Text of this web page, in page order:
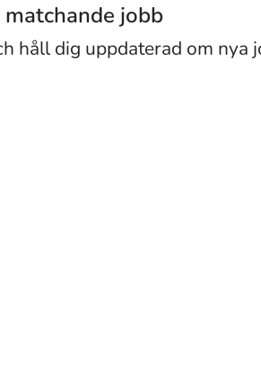
matchande jobb
håll dig uppdaterad om nya